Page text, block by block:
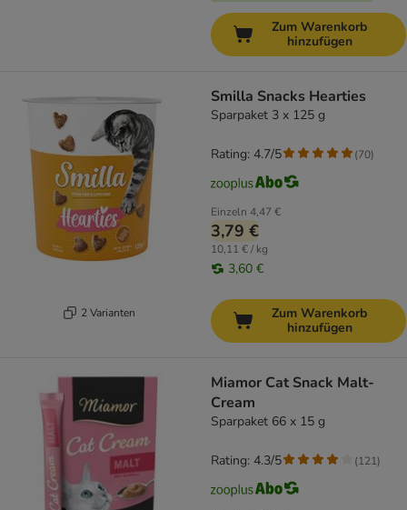
Zum Warenkorb
hinzufügen
2 Varianten
Smilla Snacks Hearties
Sparpaket 3 x 125 g
Einzeln 4,47 €
3,79 €
10,11 € / kg
3,60 €
Rating: 4.7/5 (70)
Zum Warenkorb
hinzufügen
Miamor Cat Snack Malt-
Cream
Sparpaket 66 x 15 g
Rating: 4.3/5 (121)